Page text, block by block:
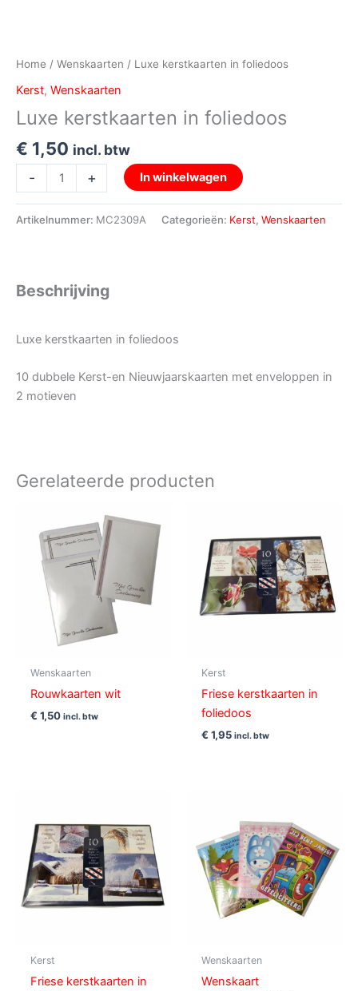
Home / Wenskaarten / Luxe kerstkaarten in foliedoos
Kerst, Wenskaarten
Luxe kerstkaarten in foliedoos
€ 1,50 incl. btw
-
+ In winkelwagen
Artikelnummer: MC2309A Categorieën: Kerst, Wenskaarten
Beschrijving
Luxe kerstkaarten in foliedoos
10 dubbele Kerst-en Nieuwjaarskaarten met enveloppen in
2 motieven
Gerelateerde producten
Wenskaarten
Rouwkaarten wit
€ 1,50 incl. btw
Kerst
Friese kerstkaarten in
foliedoos
€ 1,95 incl. btw
Kerst
Friese kerstkaarten in
Wenskaarten
Wenskaart